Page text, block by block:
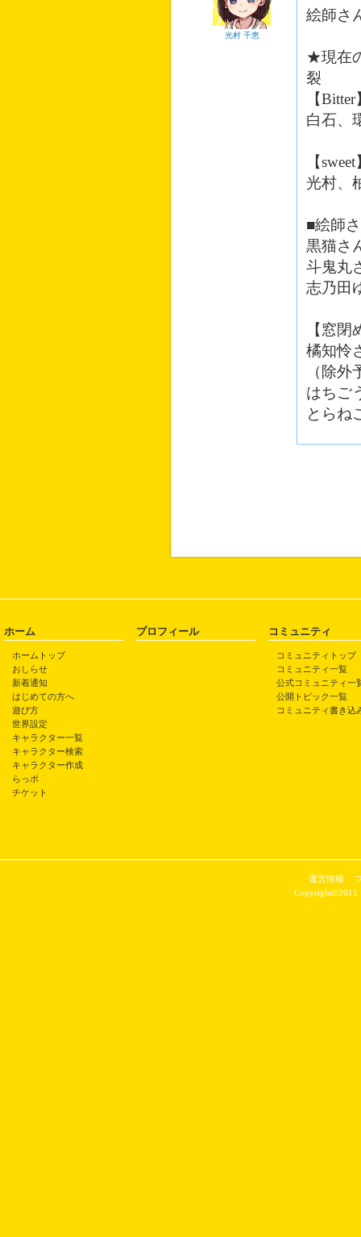
光村 千恵
絵師さ
★現在
裂
【
白石、
【
光村、
■絵師
黒猫
斗鬼
志乃田
【窓閉
橘知
（除外
はち
とら
ホーム
ホームトップ
おしらせ
新着通知
はじめての方へ
遊び方
世界設定
キャラクター一覧
キャラクター検索
キャラクター作成
らっポ
チケット
プロフィール コミュニティ
コミュニティトップ
コミュニティ一覧
公式コミュニティ一
公開トピック一覧
コミュニティ書き込
運営情報
Copyright©2011